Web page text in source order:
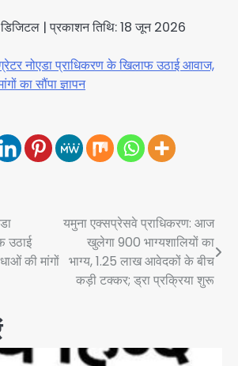
डिजिटल | प्रकाशन तिथि: 18 जून 2026
नोएडा प्राधिकरण के खिलाफ उठाई आवाज,
का सौंपा ज्ञापन
उठाई
की मांगों
यमुना एक्सप्रेसवे प्राधिकरण: आज
खुलेगा 900 भाग्यशालियों का
भाग्य, 1.25 लाख आवेदकों के बीच
कड़ी टक्कर; ड्रा प्रक्रिया शुरू